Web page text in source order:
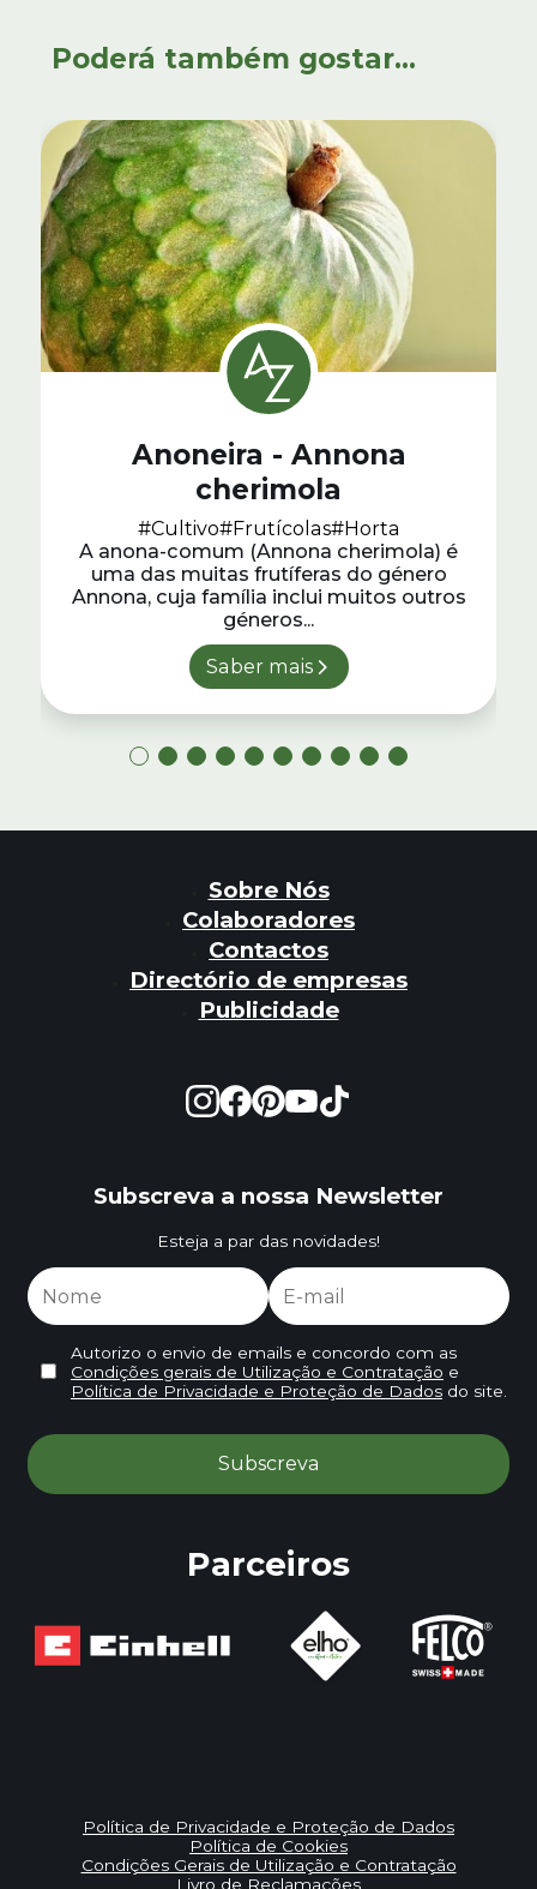
Poderá também gostar...
Anoneira - Annona
cherimola
#Cultivo#Frutícolas#Horta
A anona-comum (Annona cherimola) é
uma das muitas frutíferas do género
Annona, cuja família inclui muitos outros
géneros...
Saber mais
Sobre Nós
Colaboradores
Contactos
Directório de empresas
Publicidade
Subscreva a nossa Newsletter
Esteja a par das novidades!
Autorizo o envio de emails e concordo com as
Condições gerais de Utilização e Contratação e
Política de Privacidade e Proteção de Dadosdo site.
Parceiros
Política de Privacidade e Proteção de Dados
Política de Cookies
Condições Gerais de Utilização e Contratação
Livro de Reclamações